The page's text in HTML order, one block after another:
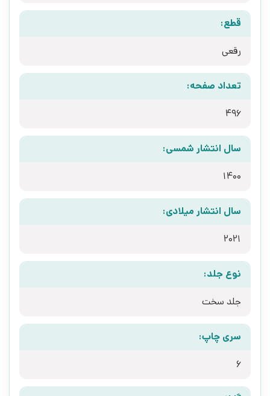
قطع:
رقعی
تعداد صفحه:
496
سال انتشار شمسی:
1400
سال انتشار میلادی:
2021
نوع جلد:
جلد سخت
سری چاپ:
6